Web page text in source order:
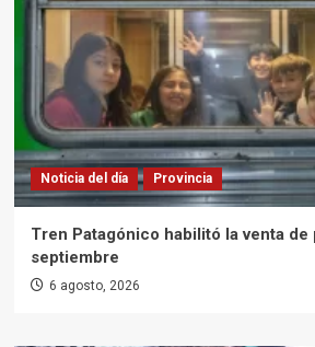
Noticia del día Provincia
Tren Patagónico habilitó la venta de
septiembre
6 agosto, 2026